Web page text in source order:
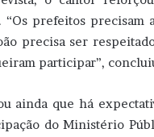
“Os prefeitos
precisa ser
participar”,
ainda que há
do Ministério